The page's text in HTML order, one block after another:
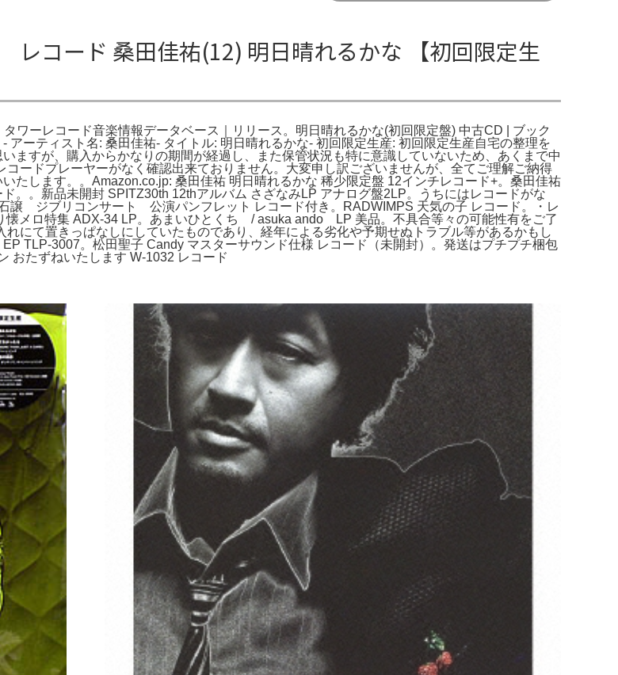
コード 桑田佳祐(12) 明日晴れるかな 【初回限定生
ワーレコード音楽情報データベース｜リリース。明日晴れるかな(初回限定盤) 中古CD | ブック
ーティスト名: 桑田佳祐- タイトル: 明日晴れるかな- 初回限定生産: 初回限定生産自宅の整理を
ますが、購入からかなりの期間が経過し、また保管状況も特に意識していないため、あくまで中
ードプレーヤーがなく確認出来ておりません。大変申し訳ございませんが、全てご理解ご納得
たします。。Amazon.co.jp: 桑田佳祐 明日晴れるかな 稀少限定盤 12インチレコード+。桑田佳祐
。。新品未開封 SPITZ30th 12thアルバム さざなみLP アナログ盤2LP。うちにはレコードがな
譲 ジブリコンサート 公演パンフレット レコード付き。RADWIMPS 天気の子 レコード。・レ
メロ特集 ADX-34 LP。あまいひとくち / asuka ando LP 美品。不具合等々の可能性有をご了
にて置きっぱなしにしていたものであり、経年による劣化や予期せぬトラブル等があるかもし
TLP-3007。松田聖子 Candy マスターサウンド仕様 レコード（未開封）。発送はプチプチ梱包
おたずねいたします W-1032 レコード